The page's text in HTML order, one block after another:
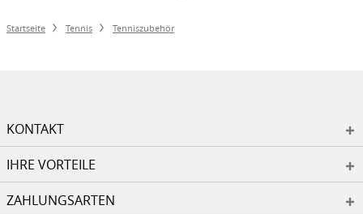
Startseite Tennis Tenniszubehör
KONTAKT
IHRE VORTEILE
ZAHLUNGSARTEN